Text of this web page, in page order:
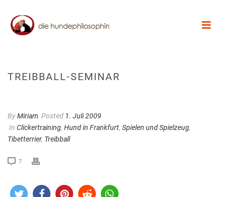
TREIBBALL-SEMINAR
ByMiriam Posted 1. Juli 2009
In Clickertraining, Hund in Frankfurt, Spielen und Spielzeug,
Tibetterrier, Treibball
7